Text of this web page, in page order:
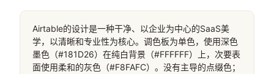
Airtable的设计是一种干净、以企业为中心的SaaS美
学，以清晰和专业性为核心。调色板为单色，使用深色
墨色（#181D26）在纯白背景（#FFFFFF）上，次要表
面使用柔和的灰色（#F8FAFC）。没有主导的点缀色；